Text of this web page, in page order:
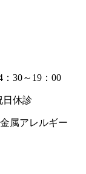
：30～19：00
休診
金属アレルギー